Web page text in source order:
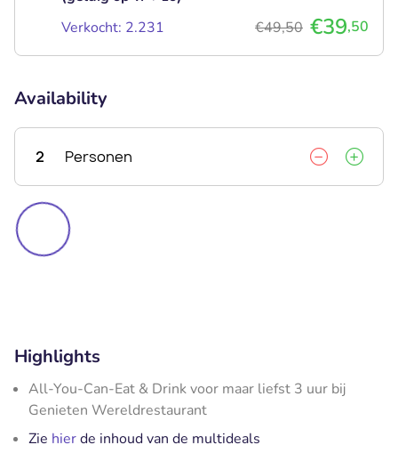
Verkocht: 2.231 €49,50 €39,50
Availability
2 Personen
Highlights
All-You-Can-Eat & Drink voor maar liefst 3 uur bij
Genieten Wereldrestaurant
Zie hierde inhoud van de multideals